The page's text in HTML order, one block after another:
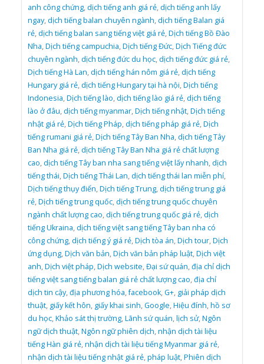
anh công chứng,dịch tiếng anh giá rẻ,dịch tiếng anh lấy
ngay,dịch tiếng balan chuyên ngành,dịch tiếng Balan giá
rẻ,dịch tiếng balan sang tiếng việt giá rẻ,Dịch tiếng Bồ Đào
Nha,Dịch tiếng campuchia,Dịch tiếng Đức,Dịch Tiếng đức
chuyên ngành,dịch tiếng đức du học,dịch tiếng đức giá rẻ,
Dịch tiếng Hà Lan,dịch tiếng hán nôm giá rẻ,dịch tiếng
Hungary giá rẻ,dịch tiếng Hungary tại hà nội,Dịch tiếng
Indonesia,Dịch tiếng lào,dịch tiếng lào giá rẻ,dịch tiếng
lào ở đâu,dịch tiếng myanmar,Dịch tiếng nhật,Dịch tiếng
nhật giá rẻ,Dịch tiếng Pháp,dịch tiếng pháp giá rẻ,Dịch
tiếng rumani giá rẻ,Dịch tiếng Tây Ban Nha,dịch tiếng Tây
Ban Nha giá rẻ,dịch tiếng Tây Ban Nha giá rẻ chất lượng
cao,dịch tiếng Tây ban nha sang tiếng việt lấy nhanh,dịch
tiếng thái,Dịch tiếng Thái Lan,dịch tiếng thái lan miễn phí,
Dịch tiếng thụy điển,Dịch tiếng Trung,dịch tiếng trung giá
rẻ,Dịch tiếng trung quốc,dịch tiếng trung quốc chuyên
ngành chất lượng cao,dịch tiếng trung quốc giá rẻ,dịch
tiếng Ukraina,dịch tiếng việt sang tiếng Tây ban nha có
công chứng,dịch tiếng ý giá rẻ,Dịch tòa án,Dịch tour,Dịch
ứng dụng,Dịch văn bản,Dịch văn bản pháp luật,Dịch việt
anh,Dịch việt pháp,Dịch website,Đại sứ quán,địa chỉ dịch
tiếng việt sang tiếng balan giá rẻ chất lượng cao,địa chỉ
dịch tin cậy,địa phương hóa,facebook,G+, giải pháp dịch
thuật, giấy kết hôn, giấy khai sinh,Google,Hiệu đính,hồ sơ
du học,Khảo sát thị trường,Lãnh sứ quán,lịch sử,Ngôn
ngữ dịch thuật,Ngôn ngữ phiên dịch,nhận dịch tài liệu
tiếng Hàn giá rẻ,nhận dịch tài liệu tiếng Myanmar giá rẻ,
nhận dịch tài liệu tiếng nhật giá rẻ,pháp luật,Phiên dịch